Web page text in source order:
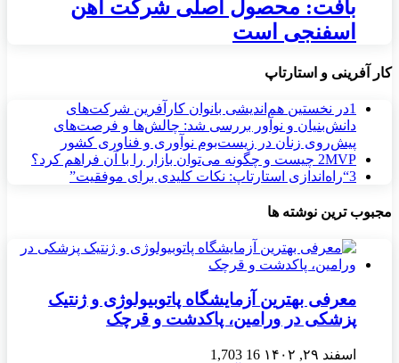
بافت: محصول اصلی شرکت آهن
اسفنجی است
کار آفرینی و استارتاپ
1در نخستین هم‌اندیشی بانوان کارآفرین شرکت‌های
دانش‌بنیان و نوآور بررسی شد: چالش‌ها و فرصت‌های
پیش‌روی زنان در زیست‌بوم نوآوری و فناوری کشور
2MVP چیست و چگونه می‌توان بازار را با آن فراهم کرد؟
3“راه‌اندازی استارتاپ: نکات کلیدی برای موفقیت”
مجبوب ترین نوشته ها
معرفی بهترین آزمایشگاه پاتوبیولوژی و ژنتیک
پزشکی در ورامین، پاکدشت و قرچک
اسفند ۲۹, ۱۴۰۲ 16
1,703